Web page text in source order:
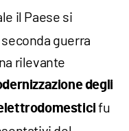
il Paese si
guerra
rilevante
degli
fu